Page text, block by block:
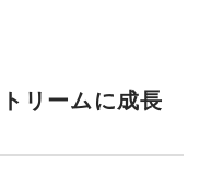
リームに成長